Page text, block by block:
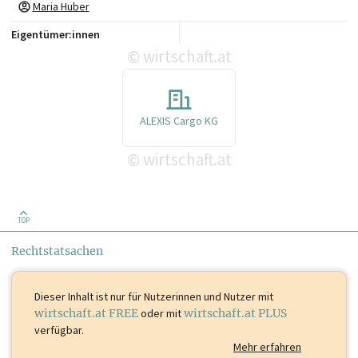
Maria Huber
Eigentümer:innen
© wirtschaft.at
ALEXIS Cargo KG
© wirtschaft.at
TOP
Rechtstatsachen
Dieser Inhalt istnur für Nutzerinnen und Nutzer mit
wirtschaft.at FREEoder mitwirtschaft.at PLUS
verfügbar.
Mehr erfahren